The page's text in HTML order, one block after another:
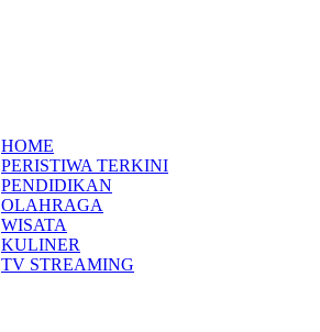
HOME
PERISTIWA TERKINI
PENDIDIKAN
OLAHRAGA
WISATA
KULINER
TV STREAMING